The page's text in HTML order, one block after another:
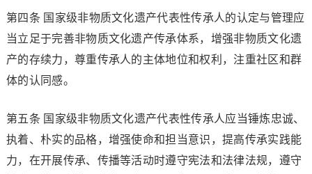
第四条 国家级非物质文化遗产代表性传承人的认定与管理应
当立足于完善非物质文化遗产传承体系，增强非物质文化遗
产的存续力，尊重传承人的主体地位和权利，注重社区和群
体的认同感。
第五条 国家级非物质文化遗产代表性传承人应当锤炼忠诚、
执着、朴实的品格，增强使命和担当意识，提高传承实践能
力，在开展传承、传播等活动时遵守宪法和法律法规，遵守